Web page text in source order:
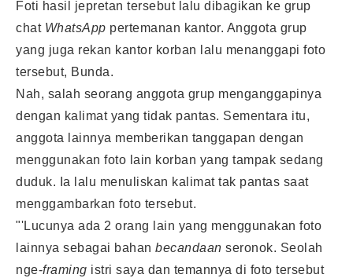
Foti hasil jepretan tersebut lalu dibagikan ke grup
chat WhatsApp pertemanan kantor. Anggota grup
yang juga rekan kantor korban lalu menanggapi foto
tersebut, Bunda.
Nah, salah seorang anggota grup menganggapinya
dengan kalimat yang tidak pantas. Sementara itu,
anggota lainnya memberikan tanggapan dengan
menggunakan foto lain korban yang tampak sedang
duduk. Ia lalu menuliskan kalimat tak pantas saat
menggambarkan foto tersebut.
"'Lucunya ada 2 orang lain yang menggunakan foto
lainnya sebagai bahan becandaan seronok. Seolah
nge-framing istri saya dan temannya di foto tersebut